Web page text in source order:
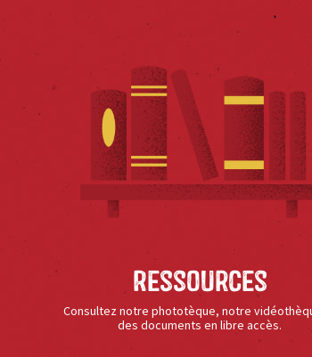
Ressources
Consultez notre phototèque, notre
des documents en libre accès.